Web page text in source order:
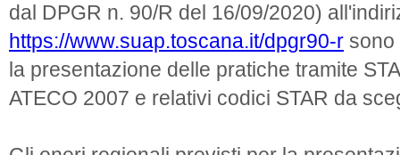
dal DPGR n. 90/R del 16/09/2020)
https://www.suap.toscana.it/dpgr90-r sono
la presentazione delle pratiche tramite
ATECO 2007 e relativi codici STAR da